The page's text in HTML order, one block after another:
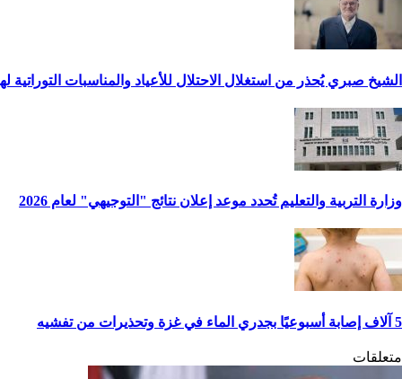
الشيخ صبري يُحذر من استغلال الاحتلال للأعياد والمناسبات التوراتية
وزارة التربية والتعليم تُحدد موعد إعلان نتائج "التوجيهي" لعام 2026
5 آلاف إصابة أسبوعيًا بجدري الماء في غزة وتحذيرات من تفشيه
متعلقات